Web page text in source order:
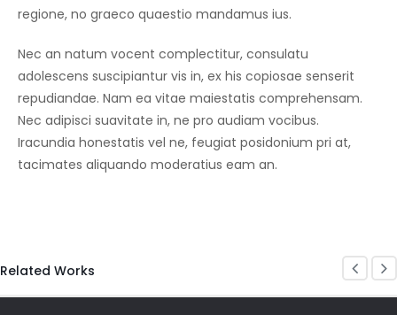
regione, no graeco quaestio mandamus ius.
Nec an natum vocent complectitur, consulatu
adolescens suscipiantur vis in, ex his copiosae senserit
repudiandae. Nam ea vitae maiestatis comprehensam.
Nec adipisci suavitate in, ne pro audiam vocibus.
Iracundia honestatis vel ne, feugiat posidonium pri at,
tacimates aliquando moderatius eam an.
Related Works